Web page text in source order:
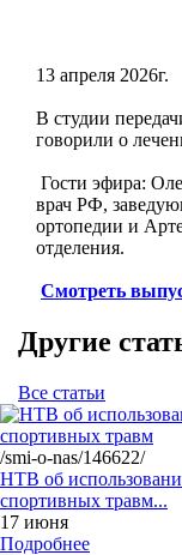
13 апреля 2026г.
В студии
говорили о
Гости эфира:
врач РФ,
ортопедии и
отделения.
Смотреть
Другие
Все статьи
/smi-o-nas/146622/
НТВ об
спортивных травм...
17 июня
Подробнее